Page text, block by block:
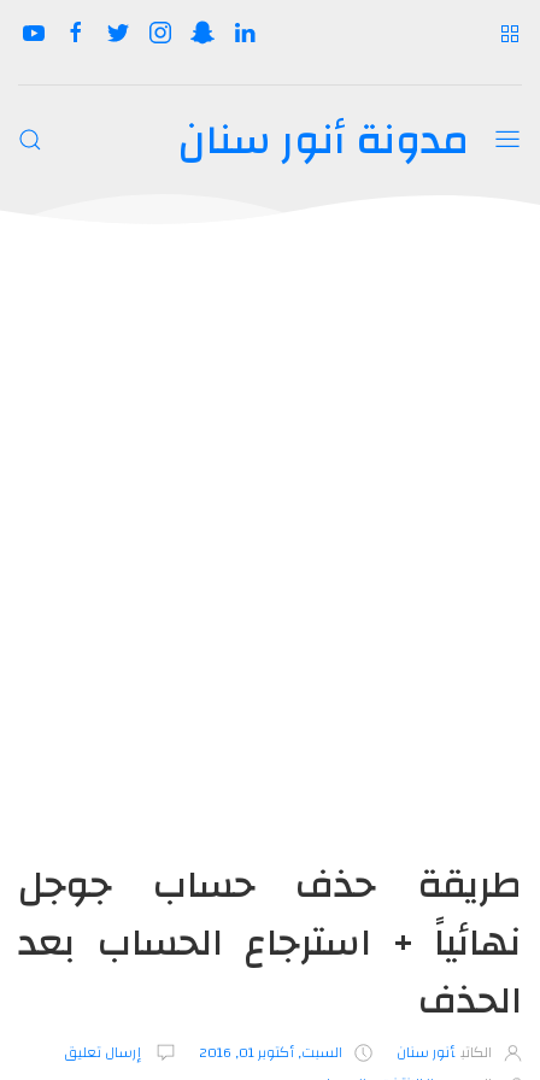
مدونة أنور سنان
طريقة حذف حساب جوجل
نهائياً + استرجاع الحساب بعد
الحذف
الكاتب أنور سنان السبت, أكتوبر 01, 2016
إرسال تعليق